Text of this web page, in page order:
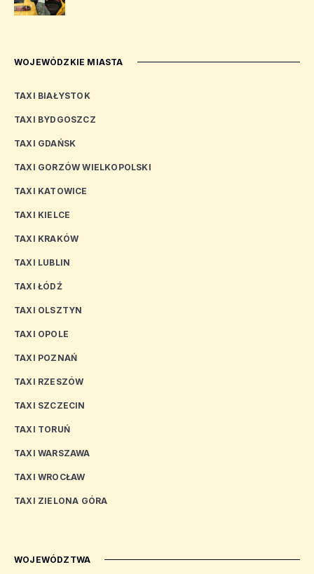
WOJEWÓDZKIE MIASTA
TAXI BIAŁYSTOK
TAXI BYDGOSZCZ
TAXI GDAŃSK
TAXI GORZÓW WIELKOPOLSKI
TAXI KATOWICE
TAXI KIELCE
TAXI KRAKÓW
TAXI LUBLIN
TAXI ŁÓDŹ
TAXI OLSZTYN
TAXI OPOLE
TAXI POZNAŃ
TAXI RZESZÓW
TAXI SZCZECIN
TAXI TORUŃ
TAXI WARSZAWA
TAXI WROCŁAW
TAXI ZIELONA GÓRA
WOJEWÓDZTWA